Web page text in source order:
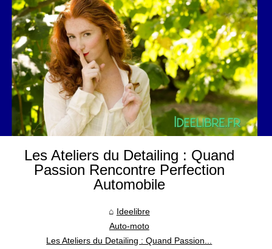
Les Ateliers du Detailing : Quand
Passion Rencontre Perfection
Automobile
Ideelibre
Auto-moto
Les Ateliers du Detailing : Quand Passion...